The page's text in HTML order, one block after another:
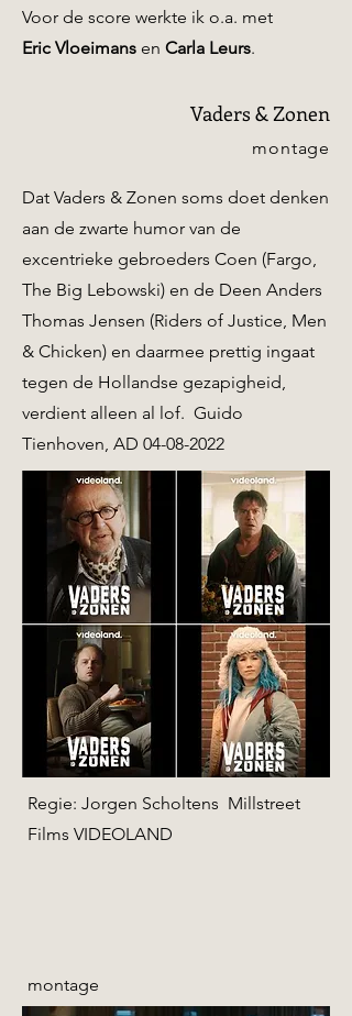
Voor de score werkte ik o.a. met
Eric Vloeimans en Carla Leurs.
Vaders & Zonen
montage
Dat Vaders & Zonen soms doet denken
aan de zwarte humor van de
excentrieke gebroeders Coen (Fargo,
The Big Lebowski) en de Deen Anders
Thomas Jensen (Riders of Justice, Men
& Chicken) en daarmee prettig ingaat
tegen de Hollandse gezapigheid,
verdient alleen al lof. Guido
Tienhoven, AD 04-08-2022
Regie: Jorgen Scholtens Millstreet
Films VIDEOLAND
montage